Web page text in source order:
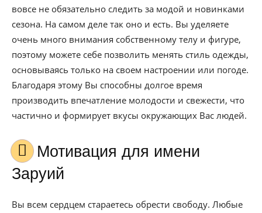
вовсе не обязательно следить за модой и новинками
сезона. На самом деле так оно и есть. Вы уделяете
очень много внимания собственному телу и фигуре,
поэтому можете себе позволить менять стиль одежды,
основываясь только на своем настроении или погоде.
Благодаря этому Вы способны долгое время
производить впечатление молодости и свежести, что
частично и формирует вкусы окружающих Вас людей.
Мотивация для имени
Заруий
Вы всем сердцем стараетесь обрести свободу. Любые